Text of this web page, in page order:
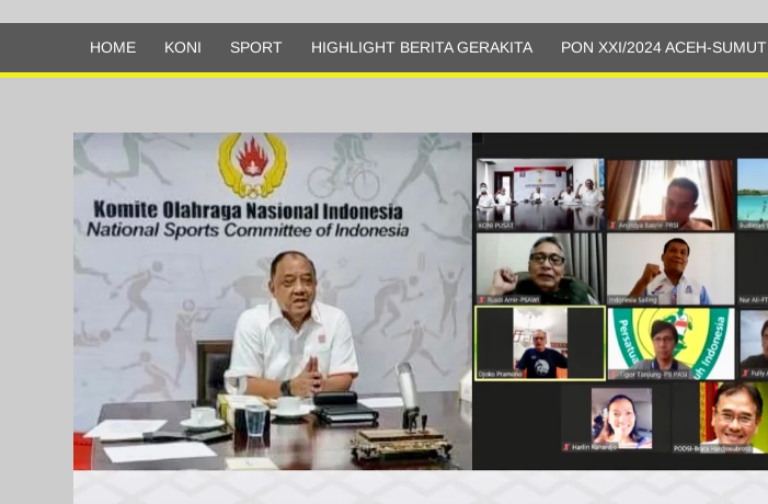
Olahraga
HOME KONI SPORT HIGHLIGHT BERITA GERAKITA PON XXI/2024 ACEH-SUMUT